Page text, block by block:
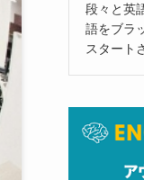
段々と英
語をブラ
スタート